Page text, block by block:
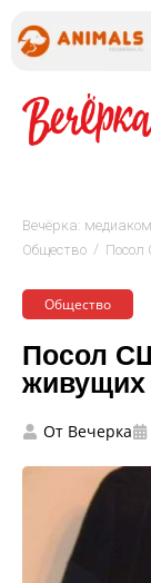
Вечёрка:
Общество /
Общество
Посол
От Вечерка